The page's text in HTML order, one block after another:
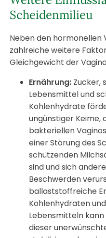
Scheidenmilieu
Neben den hormonellen
zahlreiche weitere
Gleichgewicht der
Ernährung: Zucker,
Lebensmittel und
Kohlenhydrate
ungünstiger Keime,
bakteriellen
einer Störung des
schützenden
sind und sich
Beschwerden
ballaststoffreiche
Kohlenhydraten
Lebensmitteln
dieser